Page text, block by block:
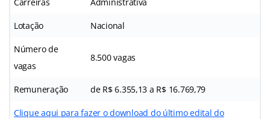
Lotação Nacional
Número de
vagas
8.500 vagas
Remuneração de R$ 6.355,13 a R$ 16.769,79
Clique aqui para fazer o download do último edital do